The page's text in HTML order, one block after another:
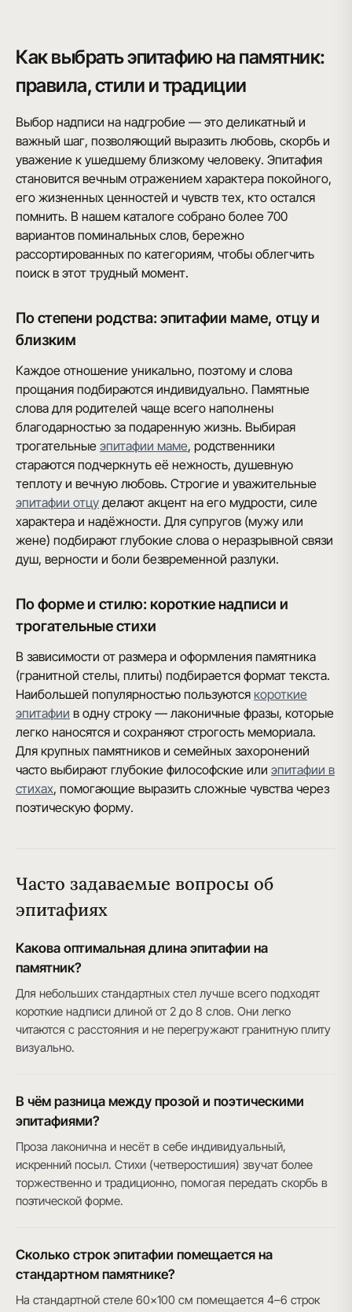
Как выбрать эпитафию на памятник:
правила, стили и традиции
Выбор надписи на надгробие — это деликатный и
важный шаг, позволяющий выразить любовь, скорбь и
уважение к ушедшему близкому человеку. Эпитафия
становится вечным отражением характера покойного,
его жизненных ценностей и чувств тех, кто остался
помнить. В нашем каталоге собрано более 700
вариантов поминальных слов, бережно
рассортированных по категориям, чтобы облегчить
поиск в этот трудный момент.
По степени родства: эпитафии маме, отцу и
близким
Каждое отношение уникально, поэтому и слова
прощания подбираются индивидуально. Памятные
слова для родителей чаще всего наполнены
благодарностью за подаренную жизнь. Выбирая
трогательные эпитафии маме, родственники
стараются подчеркнуть её нежность, душевную
теплоту и вечную любовь. Строгие и уважительные
эпитафии отцу делают акцент на его мудрости, силе
характера и надёжности. Для супругов (мужу или
жене) подбирают глубокие слова о неразрывной связи
душ, верности и боли безвременной разлуки.
По форме и стилю: короткие надписи и
трогательные стихи
В зависимости от размера и оформления памятника
(гранитной стелы, плиты) подбирается формат текста.
Наибольшей популярностью пользуются короткие
эпитафии в одну строку — лаконичные фразы, которые
легко наносятся и сохраняют строгость мемориала.
Для крупных памятников и семейных захоронений
часто выбирают глубокие философские или эпитафии в
стихах, помогающие выразить сложные чувства через
поэтическую форму.
Часто задаваемые вопросы об
эпитафиях
Какова оптимальная длина эпитафии на
памятник?
Для небольших стандартных стел лучше всего подходят
короткие надписи длиной от 2 до 8 слов. Они легко
читаются с расстояния и не перегружают гранитную плиту
визуально.
В чём разница между прозой и поэтическими
эпитафиями?
Проза лаконична и несёт в себе индивидуальный,
искренний посыл. Стихи (четверостишия) звучат более
торжественно и традиционно, помогая передать скорбь в
поэтической форме.
Сколько строк эпитафии помещается на
стандартном памятнике?
На стандартной стеле 60×100 см помещается 4–6 строк